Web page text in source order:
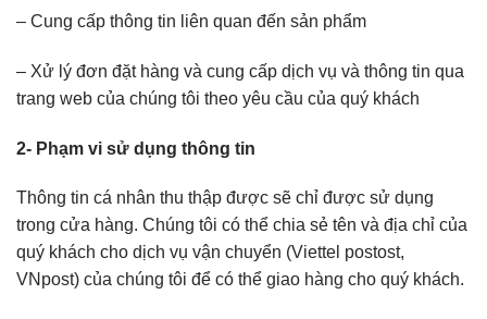
– Cung cấp thông tin liên quan đến sản phẩm
– Xử lý đơn đặt hàng và cung cấp dịch vụ và thông tin qua
trang web của chúng tôi theo yêu cầu của quý khách
2- Phạm vi sử dụng thông tin
Thông tin cá nhân thu thập được sẽ chỉ được sử dụng
trong cửa hàng. Chúng tôi có thể chia sẻ tên và địa chỉ của
quý khách cho dịch vụ vận chuyển (Viettel postost,
VNpost) của chúng tôi để có thể giao hàng cho quý khách.